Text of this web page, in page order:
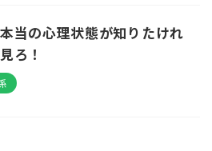
当の心理状態が知りたけれ
ろ！